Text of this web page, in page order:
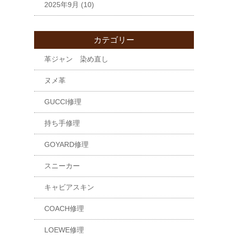
2025年9月 (10)
カテゴリー
革ジャン 染め直し
ヌメ革
GUCCI修理
持ち手修理
GOYARD修理
スニーカー
キャビアスキン
COACH修理
LOEWE修理